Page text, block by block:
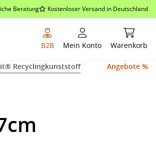
Beratung Kostenloser Versand in Deutschland
B2B Mein Konto Warenkorb
Recyclingkunststoff Angebote %